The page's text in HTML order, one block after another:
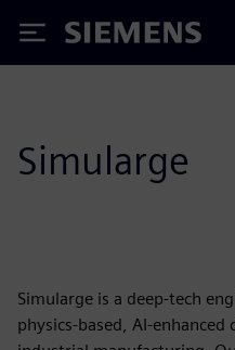
Siemens
Simularge
Simularge is a deep-tech
physics-based, AI-